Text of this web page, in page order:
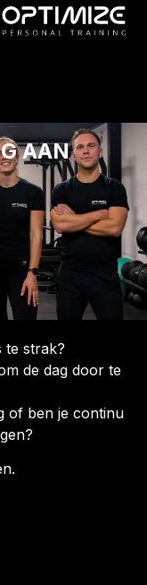
AAN
te strak?
de dag door te
of ben je continu